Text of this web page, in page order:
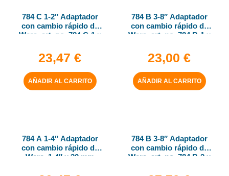
784 C 1-2″ Adaptador
con cambio rápido de
Wera, art. no. 784 C-1 x
23,47 €
AÑADIR AL CARRITO
784 B 3-8″ Adaptador
con cambio rápido de
Wera, art. no. 784 B-1 x
23,00 €
AÑADIR AL CARRITO
784 A 1-4″ Adaptador
con cambio rápido de
Wera, 1-4″ x 30 mm
784 B 3-8″ Adaptador
con cambio rápido de
Wera, art. no. 784 B-2 x